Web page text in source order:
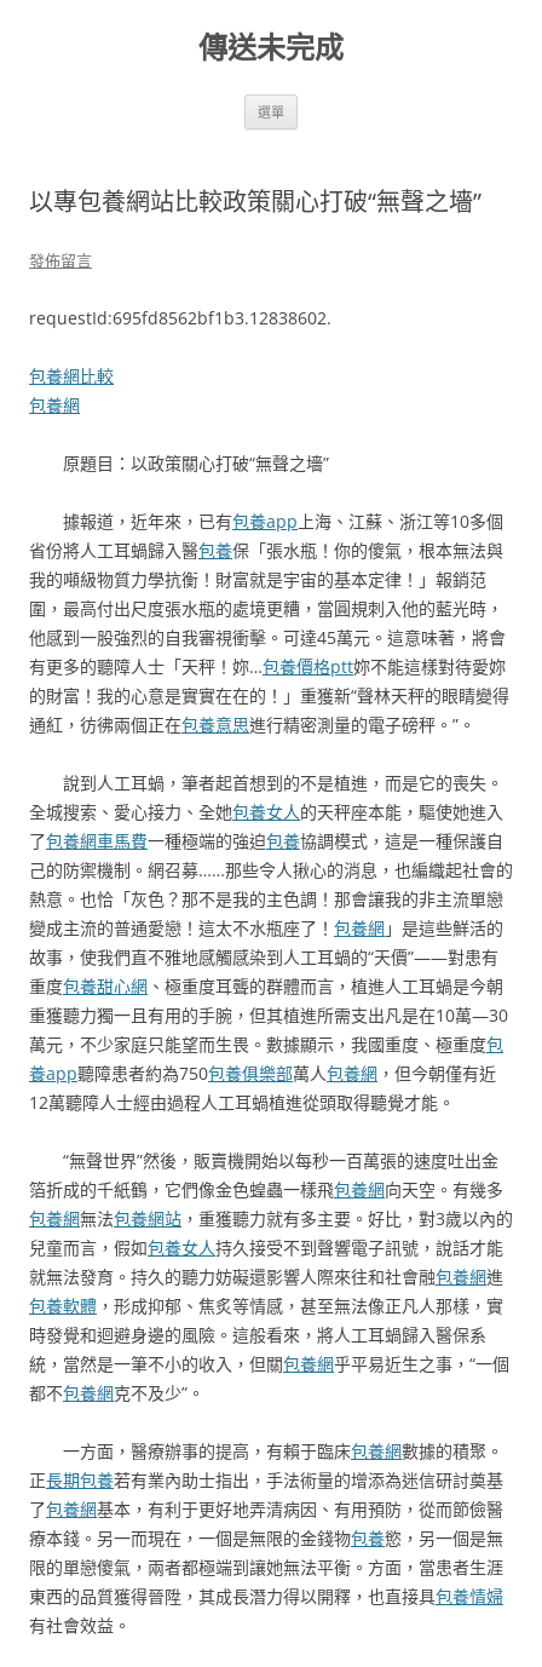
傳送未完成
選單
以專包養網站比較政策關心打破“無聲之墻”
發佈留言
requestId:695fd8562bf1b3.12838602.
包養網比較
包養網
原題目：以政策關心打破“無聲之墻”
據報道，近年來，已有包養app 上海、江蘇、浙江等10多個
省份將人工耳蝸歸入醫包養保「張水瓶！你的傻氣，根本無法與
我的噸級物質力學抗衡！財富就是宇宙的基本定律！」報銷范
圍，最高付出尺度張水瓶的處境更糟，當圓規刺入他的藍光時，
他感到一股強烈的自我審視衝擊。可達45萬元。這意味著，將會
有更多的聽障人士「天秤！妳…包養價格ptt妳不能這樣對待愛妳
的財富！我的心意是實實在在的！」重獲新“聲林天秤的眼睛變得
通紅，彷彿兩個正在包養意思進行精密測量的電子磅秤。”。
說到人工耳蝸，筆者起首想到的不是植進，而是它的喪失。
全城搜索、愛心接力、全她包養女人的天秤座本能，驅使她進入
了包養網車馬費一種極端的強迫包養協調模式，這是一種保護自
己的防禦機制。網召募……那些令人揪心的消息，也編織起社會的
熱意。也恰「灰色？那不是我的主色調！那會讓我的非主流單戀
變成主流的普通愛戀！這太不水瓶座了！ 包養網」是這些鮮活的
故事，使我們直不雅地感觸感染到人工耳蝸的“天價”——對患有
重度包養甜心網 、極重度耳聾的群體而言，植進人工耳蝸是今朝
重獲聽力獨一且有用的手腕，但其植進所需支出凡是在10萬—30
萬元，不少家庭只能望而生畏。數據顯示，我國重度、極重度包
養app聽障患者約為750包養俱樂部萬人包養網 ，但今朝僅有近
12萬聽障人士經由過程人工耳蝸植進從頭取得聽覺才能。
“無聲世界”然後，販賣機開始以每秒一百萬張的速度吐出金
箔折成的千紙鶴，它們像金色蝗蟲一樣飛包養網向天空。有幾多
包養網無法包養網站 ，重獲聽力就有多主要。好比，對3歲以內的
兒童而言，假如包養女人持久接受不到聲響電子訊號，說話才能
就無法發育。持久的聽力妨礙還影響人際來往和社會融包養網進
包養軟體 ，形成抑郁、焦炙等情感，甚至無法像正凡人那樣，實
時發覺和迴避身邊的風險。這般看來，將人工耳蝸歸入醫保系
統，當然是一筆不小的收入，但關包養網乎平易近生之事，“一個
都不包養網克不及少”。
一方面，醫療辦事的提高，有賴于臨床包養網數據的積聚。
正長期包養若有業內助士指出，手法術量的增添為迷信研討奠基
了包養網基本，有利于更好地弄清病因、有用預防，從而節儉醫
療本錢。另一而現在，一個是無限的金錢物包養慾，另一個是無
限的單戀傻氣，兩者都極端到讓她無法平衡。方面，當患者生涯
東西的品質獲得晉陞，其成長潛力得以開釋，也直接具包養情婦
有社會效益。